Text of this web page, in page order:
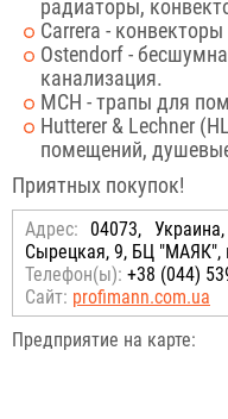
радиаторы,
Carrera -
Ostendorf -
канализация.
MCH - трапы для
Hutterer & Lechner
помещений,
Приятных покупок!
Адрес: 04073,
Сырецкая, 9, БЦ "МАЯК",
Телефон(ы): +38 (044)
Сайт: profimann.com.ua
Предприятие на карте: